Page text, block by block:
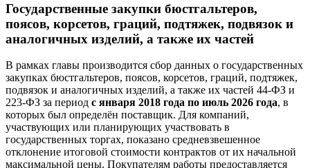
Государственные закупки бюстгальтеров,
поясов, корсетов, граций, подтяжек, подвязок и
аналогичных изделий, а также их частей
В рамках главы производится сбор данных о государственных
закупках бюстгальтеров, поясов, корсетов, граций, подтяжек,
подвязок и аналогичных изделий, а также их частей 44-ФЗ и
223-ФЗ за период с января 2018 года по июль 2026 года, в
которых был определён поставщик. Для компаний,
участвующих или планирующих участвовать в
государственных торгах, показано средневзвешенное
отклонение итоговой стоимости контрактов от их начальной
максимальной цены. Покупателям работы предоставляется